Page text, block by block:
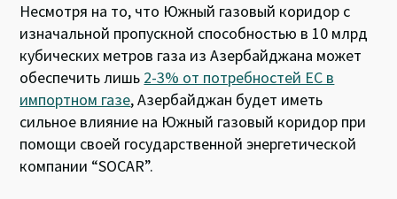
Несмотря на то, что Южный газовый коридор с
изначальной пропускной способностью в 10 млрд
кубических метров газа из Азербайджана может
обеспечить лишь 2-3% от потребностей ЕС в
импортном газе, Азербайджан будет иметь
сильное влияние на Южный газовый коридор при
помощи своей государственной энергетической
компании “SOCAR”.